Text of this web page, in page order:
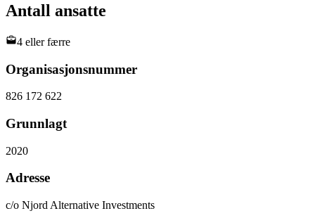
Antall ansatte
4 eller færre
Organisasjonsnummer
826 172 622
Grunnlagt
2020
Adresse
c/o Njord Alternative Investments